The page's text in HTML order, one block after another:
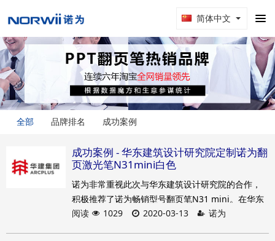
简体中文
全部 品牌排名 成功案例
成功案例 - 华东建筑设计研究院定制诺为翻
页激光笔N31mini白色
诺为非常重视此次与华东建筑设计研究院的合作，
积极推荐了诺为畅销型号翻页笔N31 mini。在华东
建筑设计研究院的采购人员提供要制作的LOGO后，
阅读 1029 2020-03-13 诺为